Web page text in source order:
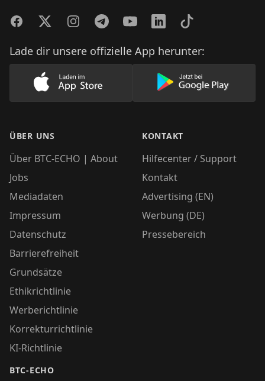
FacebookTwitterInstagramTelegramYouTubeLinkedInTikTok
Lade dir unsere offizielle App herunter:
Lade unsere App im AppStore herunter
Lade unsere
ÜBER UNS
Über BTC-ECHO | About
Jobs
Mediadaten
Impressum
Datenschutz
Barrierefreiheit
Grundsätze
Ethikrichtlinie
Werberichtlinie
Korrekturrichtlinie
KI-Richtlinie
BTC-ECHO
KONTAKT
Hilfecenter / Support
Kontakt
Advertising (EN)
Werbung (DE)
Pressebereich